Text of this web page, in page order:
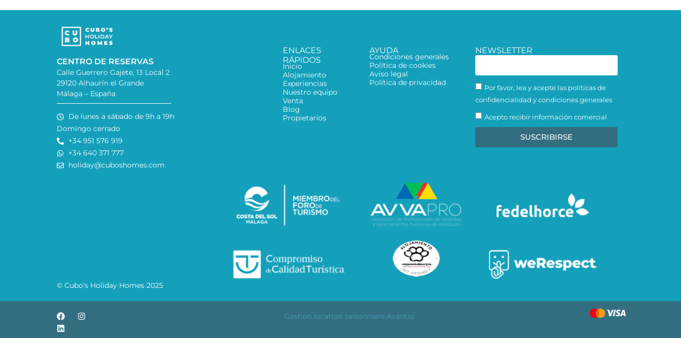
CENTRO DE RESERVAS
Calle Guerrero Gajete, 13 Local 2
29120 Alhaurín el Grande
Málaga – España
De lunes a sábado de 9h a 19h
Domingo cerrado
+34 951 576 919
+34 640 371 777
holiday@cuboshomes.com
ENLACES
RÁPIDOS
Inicio
Alojamiento
Experiencias
Nuestro equipo
Venta
Blog
Propietarios
AYUDA
Condiciones generales
Política de cookies
Aviso legal
Política de privacidad
NEWSLETTER
Por favor, lea y acepte las políticas de
confidencialidad y condiciones generales
Acepto recibir información comercial
SUSCRIBIRSE
© Cubo's Holiday Homes 2025
Gestion location saisonniere Avantio